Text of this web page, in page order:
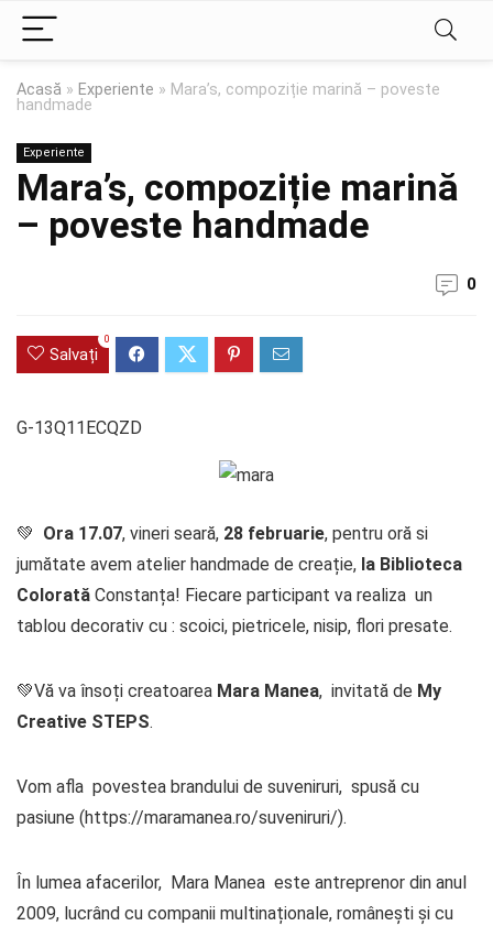
Acasă » Experiente » Mara’s, compoziție marină – poveste
handmade
Experiente
Mara’s, compoziție marină
– poveste handmade
0
Salvați
0
G-13Q11ECQZD
💚 Ora 17.07, vineri seară, 28 februarie, pentru oră si
jumătate avem atelier handmade de creație, la Biblioteca
Colorată Constanța! Fiecare participant va realiza un
tablou decorativ cu : scoici, pietricele, nisip, flori presate.
💚Vă va însoți creatoarea Mara Manea, invitată de My
Creative STEPS.
Vom afla povestea brandului de suveniruri, spusă cu
pasiune (https://maramanea.ro/suveniruri/).
În lumea afacerilor, Mara Manea este antreprenor din anul
2009, lucrând cu companii multinaționale, românești și cu